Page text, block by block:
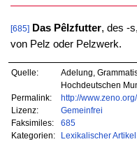
[685] Das Pêlzfutter, des -s,
von Pelz oder Pelzwerk.
Quelle:
Adelung,
Hochdeutschen
Permalink:
http://
Lizenz:
Gemeinfrei
Faksimiles:
685
Kategorien:
Lexikalischer Artikel